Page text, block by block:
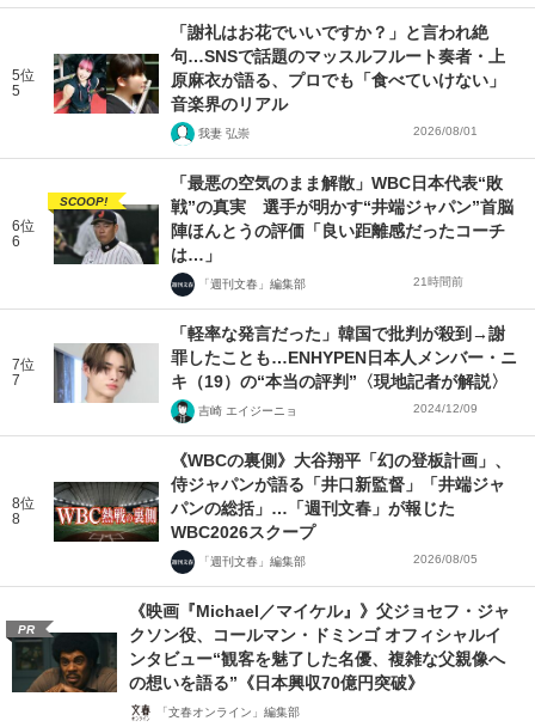
5位
5
「謝礼はお花でいいですか？」と言われ絶
句…SNSで話題のマッスルフルート奏者・上
原麻衣が語る、プロでも「食べていけない」
音楽界のリアル
我妻 弘崇 2026/08/01
6位
6
SCOOP!
「最悪の空気のまま解散」WBC日本代表“敗
戦”の真実 選手が明かす“井端ジャパン”首脳
陣ほんとうの評価「良い距離感だったコーチ
は…」
「週刊文春」編集部 21時間前
7位
7
「軽率な発言だった」韓国で批判が殺到→謝
罪したことも…ENHYPEN日本人メンバー・ニ
キ（19）の“本当の評判”〈現地記者が解説〉
吉崎 エイジーニョ 2024/12/09
8位
8
《WBCの裏側》大谷翔平「幻の登板計画」、
侍ジャパンが語る「井口新監督」「井端ジャ
パンの総括」…「週刊文春」が報じた
WBC2026スクープ
「週刊文春」編集部 2026/08/05
PR
《映画『Michael／マイケル』》父ジョセフ・ジャ
クソン役、コールマン・ドミンゴ オフィシャルイ
ンタビュー“観客を魅了した名優、複雑な父親像へ
の想いを語る”《日本興収70億円突破》
「文春オンライン」編集部